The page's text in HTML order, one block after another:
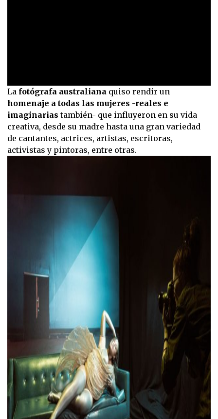
0
seconds
of
3
minutes,
0
La fotógrafa australiana quiso rendir un
homenaje a todas las mujeres -reales e
imaginarias también- que influyeron en su vida
creativa, desde su madre hasta una gran variedad
de cantantes, actrices, artistas, escritoras,
activistas y pintoras, entre otras.